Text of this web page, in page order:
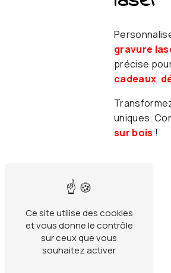
gravure
précise
cadeaux,
uniques.
sur bois !
Ce site utilise des cookies
et vous donne le contrôle
sur ceux que vous
souhaitez activer